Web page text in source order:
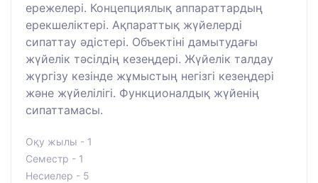
ережелері. Концепциялық аппараттардың
ерекшеліктері. Ақпараттық жүйелерді
сипаттау әдістері. Объектіні дамытудағы
жүйелік тәсілдің кезеңдері. Жүйелік талдау
жүргізу кезінде жұмыстың негізгі кезеңдері
және жүйелілігі. Функционалдық жүйенің
сипаттамасы.
Оқу жылы - 1
Семестр - 1
Несиелер - 5